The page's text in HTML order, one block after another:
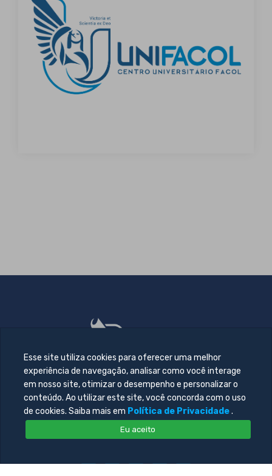
Esse site utiliza cookies para oferecer uma melhor
experiência de navegação, analisar como você interage
em nosso site, otimizar o desempenho e personalizar o
conteúdo. Ao utilizar este site, você concorda com o uso
de cookies. Saiba mais em Política de Privacidade .
Eu aceito